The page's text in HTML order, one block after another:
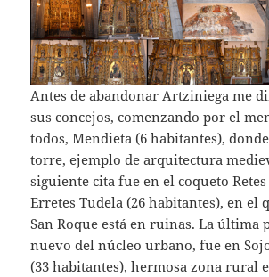
Antes de abandonar Artziniega me
sus concejos, comenzando por el
todos, Mendieta (6 habitantes),
torre, ejemplo de arquitectura
siguiente cita fue en el coqueto
Erretes Tudela (26 habitantes), en el
San Roque está en ruinas. La última
nuevo del núcleo urbano, fue en
(33 habitantes), hermosa zona rural